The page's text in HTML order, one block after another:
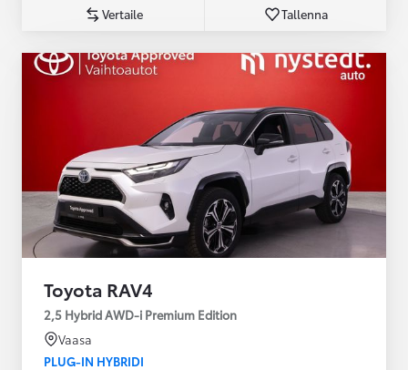
Vertaile Tallenna
Toyota RAV4
2,5 Hybrid AWD-i Premium Edition
Vaasa
PLUG-IN HYBRIDI